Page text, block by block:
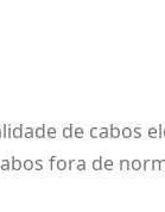
de cabos
fora de